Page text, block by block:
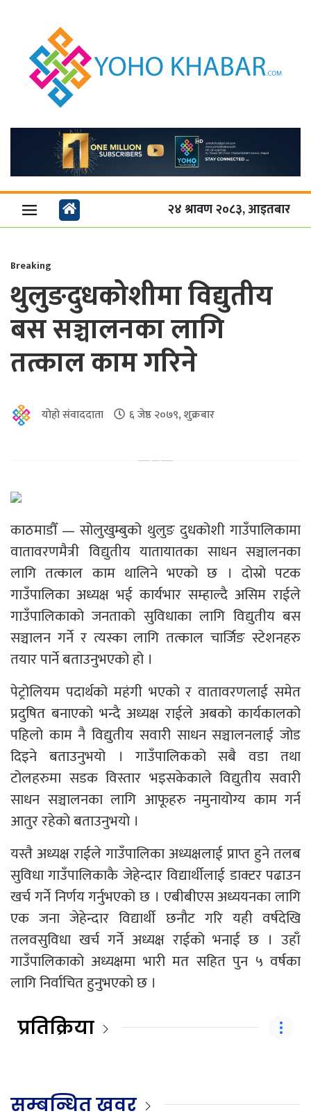
२४ श्रावण २०८३, आइतबार
Breaking
थुलुङदुधकोशीमा विद्युतीय
बस सञ्चालनका लागि
तत्काल काम गरिने
योहो संवाददाता ६ जेष्ठ २०७९, शुक्रबार
काठमाडौँ — सोलुखुम्बुको थुलुङ दुधकोशी गाउँपालिकामा
वातावरणमैत्री विद्युतीय यातायातका साधन सञ्चालनका
लागि तत्काल काम थालिने भएको छ । दोस्रो पटक
गाउँपालिका अध्यक्ष भई कार्यभार सम्हाल्दै असिम राईले
गाउँपालिकाको जनताको सुविधाका लागि विद्युतीय बस
सञ्चालन गर्ने र त्यस्का लागि तत्काल चार्जिङ स्टेशनहरु
तयार पार्ने बताउनुभएको हो ।
पेट्रोलियम पदार्थको महंगी भएको र वातावरणलाई समेत
प्रदुषित बनाएको भन्दै अध्यक्ष राईले अबको कार्यकालको
पहिलो काम नै विद्युतीय सवारी साधन सञ्चालनलाई जोड
दिइने बताउनुभयो । गाउँपालिकको सबै वडा तथा
टोलहरुमा सडक विस्तार भइसकेकाले विद्युतीय सवारी
साधन सञ्चालनका लागि आफूहरु नमुनायोग्य काम गर्न
आतुर रहेको बताउनुभयो ।
यस्तै अध्यक्ष राईले गाउँपालिका अध्यक्षलाई प्राप्त हुने तलब
सुविधा गाउँपालिकाकै जेहेन्दार विद्यार्थीलाई डाक्टर पढाउन
खर्च गर्ने निर्णय गर्नुभएको छ । एबीबीएस अध्ययनका लागि
एक जना जेहेन्दार विद्यार्थी छनौट गरि यही वर्षदेखि
तलवसुविधा खर्च गर्ने अध्यक्ष राईको भनाई छ । उहाँ
गाउँपालिकाको अध्यक्षमा भारी मत सहित पुन ५ वर्षका
लागि निर्वाचित हुनुभएको छ ।
प्रतिक्रिया
सम्बन्धित खवर